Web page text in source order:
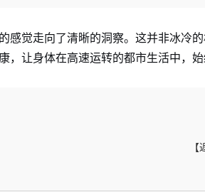
感觉走向了清晰的洞察。这并非冰冷
，让身体在高速运转的都市生活中，
【